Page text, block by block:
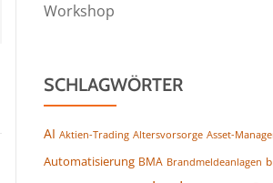
Workshop
SCHLAGWÖRTER
AI Aktien-Trading Altersvorsorge Asset-
Automatisierung BMA Brandmeldeanlagen